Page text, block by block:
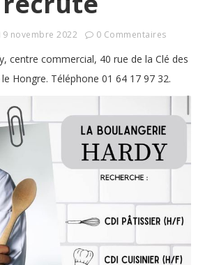
novembre 2022 0 Commentaires
centre commercial, 40 rue de la Clé des
Hongre. Téléphone 01 64 17 97 32.